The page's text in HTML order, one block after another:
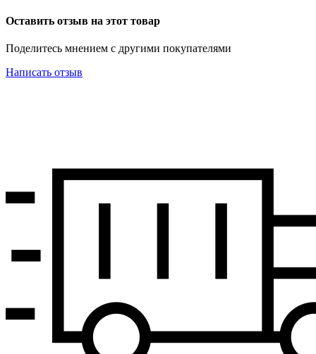
Оставить отзыв на этот товар
Поделитесь мнением с другими покупателями
Написать отзыв